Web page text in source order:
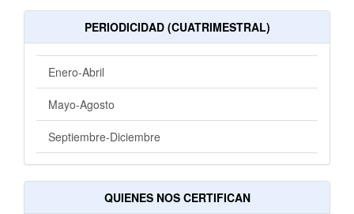
PERIODICIDAD (CUATRIMESTRAL)
Enero-Abril
Mayo-Agosto
Septiembre-Diciembre
QUIENES NOS CERTIFICAN